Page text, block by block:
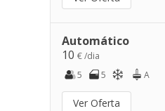
Automático
10 € /dia
5
5 A
Ver Oferta